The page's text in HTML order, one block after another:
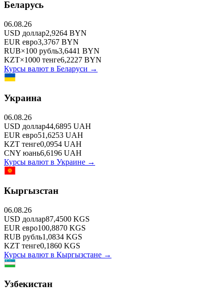
Беларусь
06.08.26
USD доллар2,9264 BYN
EUR евро3,3767 BYN
RUB×100 рубль3,6441 BYN
KZT×1000 тенге6,2227 BYN
Курсы валют в Беларуси →
Украина
06.08.26
USD доллар44,6895 UAH
EUR евро51,6253 UAH
KZT тенге0,0954 UAH
CNY юань6,6196 UAH
Курсы валют в Украине →
Кыргызстан
06.08.26
USD доллар87,4500 KGS
EUR евро100,8870 KGS
RUB рубль1,0834 KGS
KZT тенге0,1860 KGS
Курсы валют в Кыргызстане →
Узбекистан